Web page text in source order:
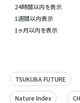
24時間以内を表示
1週間以内表示
1ヶ月以内を表示
TSUKUBA FUTURE
Nature Index